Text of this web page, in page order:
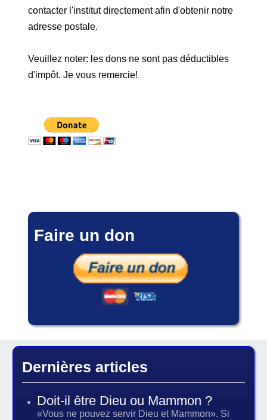
contacter l'institut directement afin d'obtenir notre
adresse postale.
Veuillez noter: les dons ne sont pas déductibles
d'impôt. Je vous remercie!
Faire un don
Dernières articles
Doit-il être Dieu ou Mammon ?
«Vous ne pouvez servir Dieu et Mammon». Si